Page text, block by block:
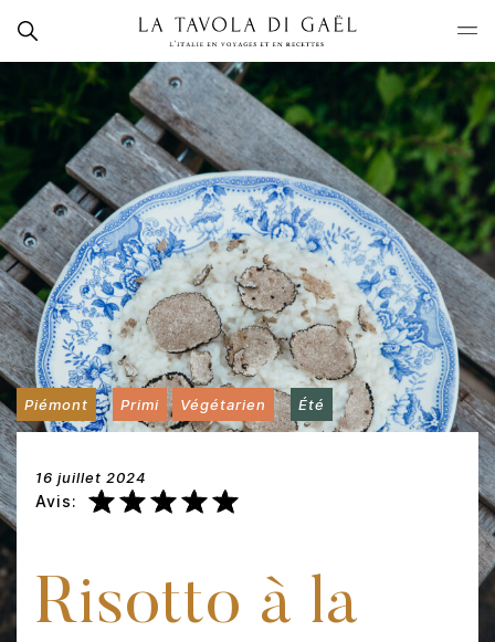
content
La
Tavola
di
Gaël
Rechercher
Piémont Primi Végétarien Été
16 juillet 2024
Avis:
Risotto à la